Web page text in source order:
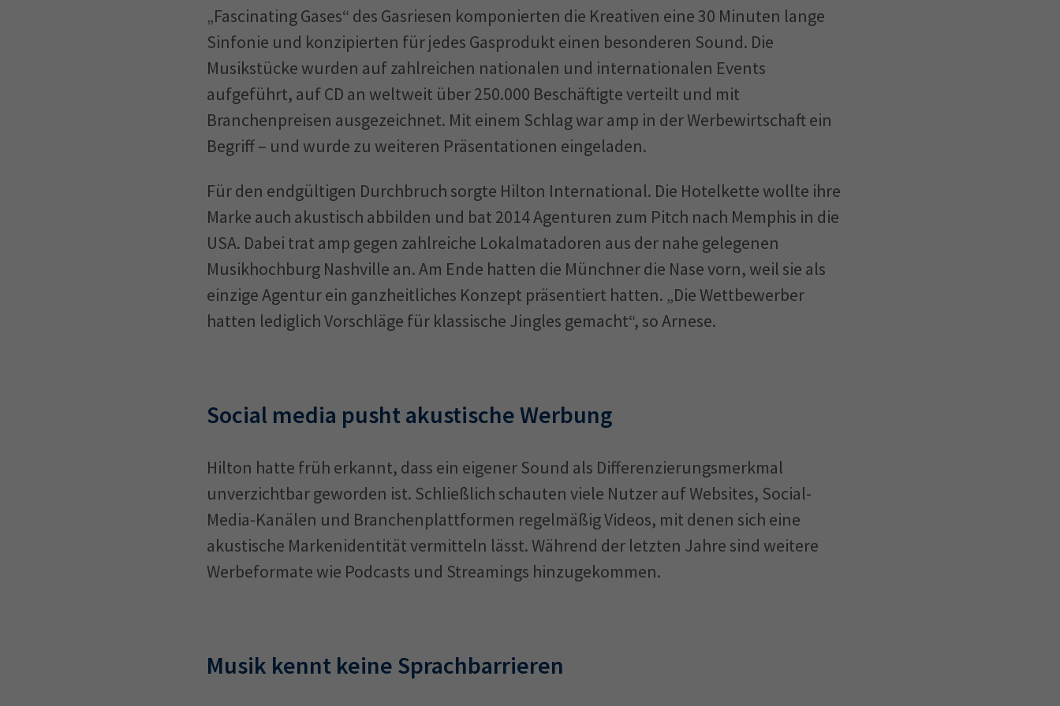
„Fascinating Gases“ des Gasriesen komponierten die Kreativen eine 30 Minuten lange
Sinfonie und konzipierten für jedes Gasprodukt einen besonderen Sound. Die
Musikstücke wurden auf zahlreichen nationalen und internationalen Events
aufgeführt, auf CD an weltweit über 250.000 Beschäftigte verteilt und mit
Branchenpreisen ausgezeichnet. Mit einem Schlag war amp in der Werbewirtschaft ein
Begriff – und wurde zu weiteren Präsentationen eingeladen.
Für den endgültigen Durchbruch sorgte Hilton International. Die Hotelkette wollte ihre
Marke auch akustisch abbilden und bat 2014 Agenturen zum Pitch nach Memphis in die
USA. Dabei trat amp gegen zahlreiche Lokalmatadoren aus der nahe gelegenen
Musikhochburg Nashville an. Am Ende hatten die Münchner die Nase vorn, weil sie als
einzige Agentur ein ganzheitliches Konzept präsentiert hatten. „Die Wettbewerber
hatten lediglich Vorschläge für klassische Jingles gemacht“, so Arnese.
Social media pusht akustische Werbung
Hilton hatte früh erkannt, dass ein eigener Sound als Differenzierungsmerkmal
unverzichtbar geworden ist. Schließlich schauten viele Nutzer auf Websites, Social-
Media-Kanälen und Branchenplattformen regelmäßig Videos, mit denen sich eine
akustische Markenidentität vermitteln lässt. Während der letzten Jahre sind weitere
Werbeformate wie Podcasts und Streamings hinzugekommen.
Musik kennt keine Sprachbarrieren